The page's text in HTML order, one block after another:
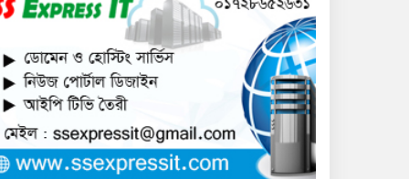
ঝুলিয়ে দিয়েছে সন্ত্রাসীরা
সাভারে নারী উদ্যোক্তার
খামার ভাংচুর, ৫ লাখ টাকার
ক্ষয়ক্ষতি
উভয়পক্ষের সমঝোতায় ধর্মঘট
প্রত্যাহার করায় সাভারের